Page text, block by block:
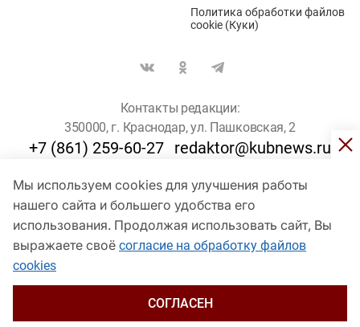
Мы используем cookies для улучшения работы
нашего сайта и большего удобства его
использования. Продолжая использовать сайт, Вы
выражаете своё согласие на обработку файлов
cookies
СОГЛАСЕН
Политика обработки файлов
cookie (Куки)
Контакты редакции:
350000, г. Краснодар, ул. Пашковская, 2
+7 (861) 259-60-27 redaktor@kubnews.ru
Для пользователей старше 16 лет
© Кубанские Новости, 2017
Сетевое издание «kubnews» зарегистрировано Федеральной
службой по надзору в сфере связи, информационных технологий
и массовых коммуникаций (Роскомнадзор). Регистрационный
Пашковская, 2). Главный редактор – Филиппов О. Ю.